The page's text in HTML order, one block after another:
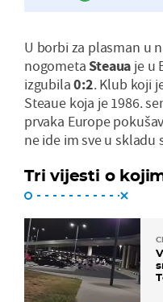
U borbi za plasman u
nogometa Steaua je u
izgubila0:2. Klub koji
Steaue koja je 1986.
prvaka Europe
ne ide im sve u skladu
Tri vijesti o